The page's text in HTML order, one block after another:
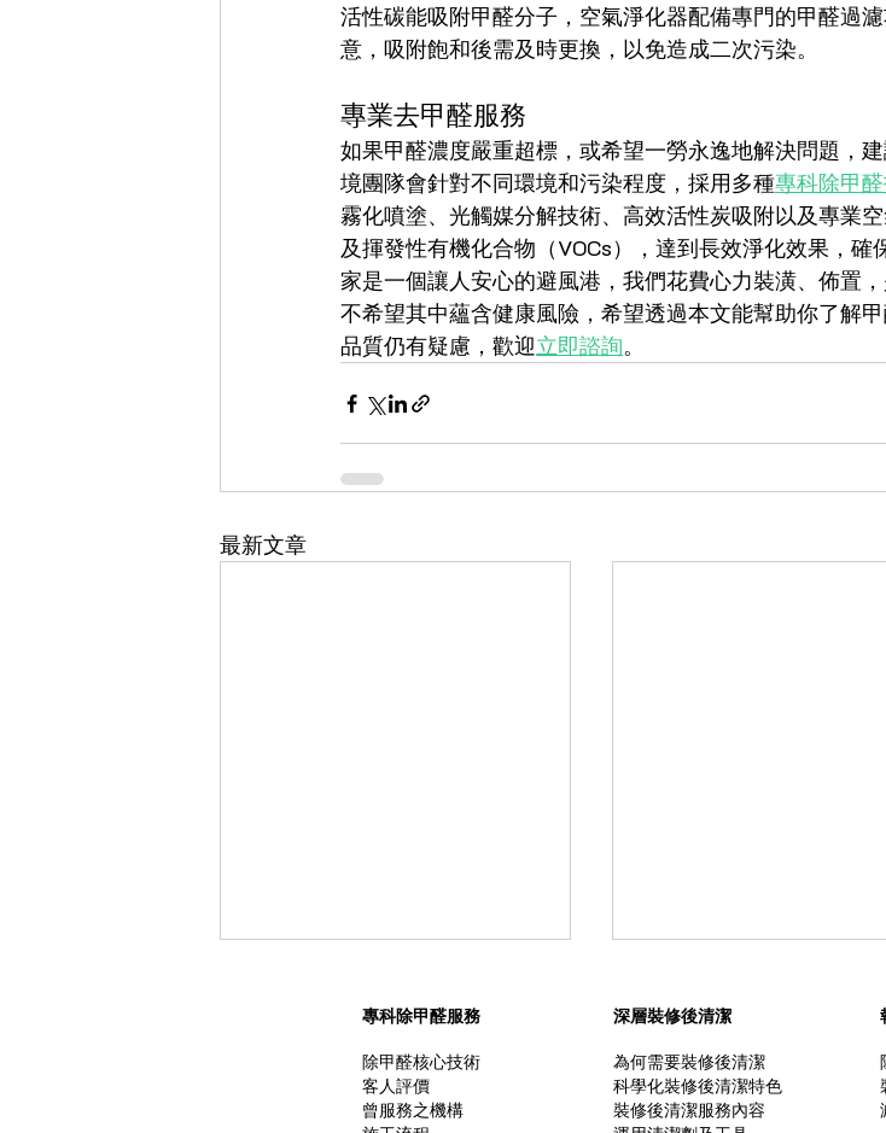
活性碳能吸附甲醛分子，空氣淨化器配備專門的甲醛過
意，吸附飽和後需及時更換，以免造成二次污染。
專業去甲醛服務
如果甲醛濃度嚴重超標，或希望一勞永逸地解決問題，
境團隊會針對不同環境和污染程度，採用多種專科除甲
霧化噴塗、光觸媒分解技術、高效活性炭吸附以及專業
及揮發性有機化合物（VOCs），達到長效淨化效果，確
家是一個讓人安心的避風港，我們花費心力裝潢、佈置
不希望其中蘊含健康風險，希望透過本文能幫助你了解
品質仍有疑慮，歡迎立即諮詢。
最新文章
標、過敏中毒症狀和緩解方法
搬入新居或添置新傢俬本是一件值
得高興的事，但如果您或家人經常
無故感到頭暈、咳嗽、甚至皮膚痕
油漆中的甲醛？
新居入伙或翻新牆身，總是
一陣濃烈刺鼻的氣味。許多
只要等「油漆味」散去便代
專科除甲醛服務
除甲醛核心技術
客人評價
曾服務之機構
深層裝修後清潔
為何需要裝修後清潔
科學化裝修後清潔特色
裝修後清潔服務內容